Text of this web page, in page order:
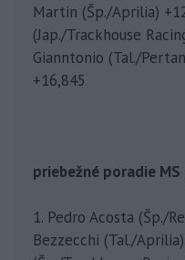
Martin (Šp./Aprilia)
(Jap./Trackhouse
Gianntonio (Tal./
+16,845
priebežné poradie
1. Pedro Acosta (Šp./
Bezzecchi (Tal./